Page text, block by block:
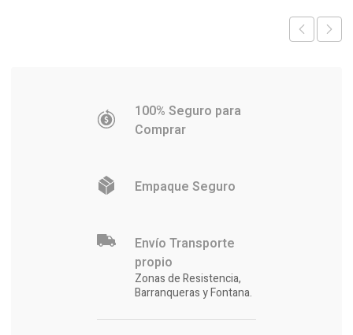
100% Seguro para
Comprar
Empaque Seguro
Envío Transporte
propio
Zonas de Resistencia,
Barranqueras y Fontana.